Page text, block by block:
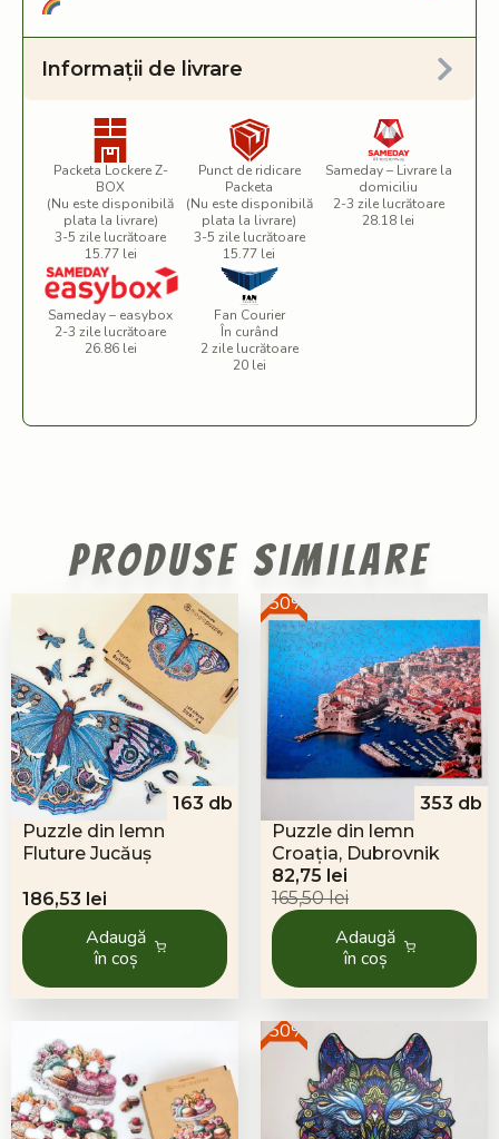
Informații de livrare
Packeta Lockere Z-
BOX
(Nu este disponibilă
plata la livrare)
3-5 zile lucrătoare
15.77 lei
Punct de ridicare
Packeta
(Nu este disponibilă
plata la livrare)
3-5 zile lucrătoare
15.77 lei
Sameday – Livrare la
domiciliu
2-3 zile lucrătoare
28.18 lei
Sameday – easybox
2-3 zile lucrătoare
26.86 lei
Fan Courier
În curând
2 zile lucrătoare
20 lei
Produse similare
163 db
Puzzle din lemn
Fluture Jucăuș
186,53 lei
Adaugă
în coș
-50%
353 db
Puzzle din lemn
Croația, Dubrovnik
165,50lei
Prețul
inițial
a
fost:
165,50 lei.
82,75 lei
Prețul
curent
este:
82,75 lei.Adaugă
în coș
-50%